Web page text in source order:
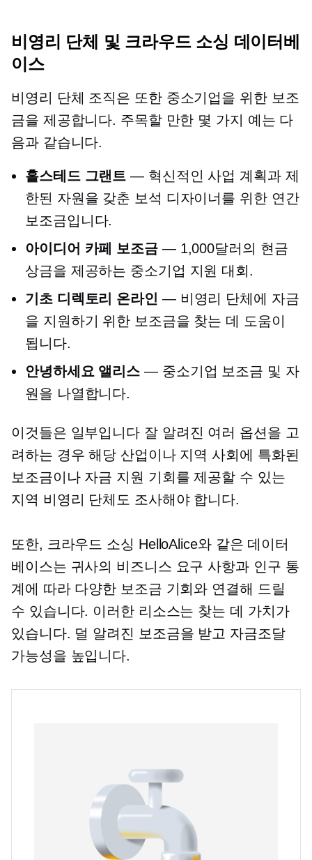
비영리 단체 및 크라우드 소싱 데이터베
이스
비영리 단체 조직은 또한 중소기업을 위한 보조
금을 제공합니다. 주목할 만한 몇 가지 예는 다
음과 같습니다.
홀스테드 그랜트 — 혁신적인 사업 계획과 제
한된 자원을 갖춘 보석 디자이너를 위한 연간
보조금입니다.
아이디어 카페 보조금— 1,000달러의 현금
상금을 제공하는 중소기업 지원 대회.
기초 디렉토리 온라인 — 비영리 단체에 자금
을 지원하기 위한 보조금을 찾는 데 도움이
됩니다.
안녕하세요 앨리스 — 중소기업 보조금 및 자
원을 나열합니다.
이것들은 일부입니다 잘 알려진 여러 옵션을 고
려하는 경우 해당 산업이나 지역 사회에 특화된
보조금이나 자금 지원 기회를 제공할 수 있는
지역 비영리 단체도 조사해야 합니다.
또한, 크라우드 소싱 HelloAlice와 같은 데이터
베이스는 귀사의 비즈니스 요구 사항과 인구 통
계에 따라 다양한 보조금 기회와 연결해 드릴
수 있습니다. 이러한 리소스는 찾는 데 가치가
있습니다. 덜 알려진 보조금을 받고 자금조달
가능성을 높입니다.